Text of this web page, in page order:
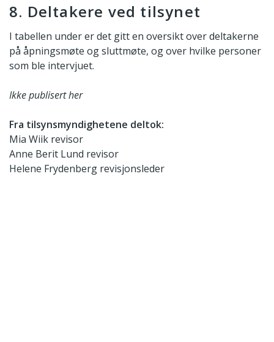
8. Deltakere ved tilsynet
I tabellen under er det gitt en oversikt over deltakerne
på åpningsmøte og sluttmøte, og over hvilke personer
som ble intervjuet.
Ikke publisert her
Fra tilsynsmyndighetene deltok:
Mia Wiik revisor
Anne Berit Lund revisor
Helene Frydenberg revisjonsleder